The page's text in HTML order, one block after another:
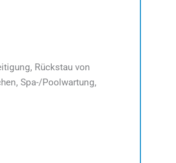
Rückstau von
Spa-/Poolwartung,